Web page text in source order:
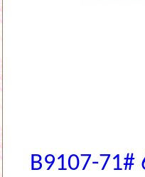
B9107-